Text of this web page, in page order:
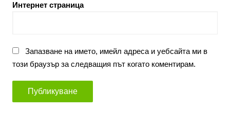
Интернет страница
Запазване на името, имейл адреса и уебсайта ми в
този браузър за следващия път когато коментирам.